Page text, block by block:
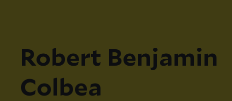
Robert Benjamin
Colbea